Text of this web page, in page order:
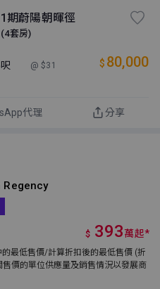
期蔚陽朝暉徑
套房)
@ $31 $ 80,000
代理 分享
Regency
$ 393萬起*
最低售價/計算折扣後的最低售價 (折
價的單位供應量及銷售情況以發展商